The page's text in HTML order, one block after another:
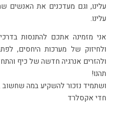
עלינו, וגם מעדכנים את האנשים
עלינו.
אני מזמינה אתכם להתנסות
ולחיזוק של מערכות היחסים,
ולהזרים אנרגיה חדשה של כיף
תהנו!
ושתמיד נזכור להשקיע במה
חדי אקסלרד